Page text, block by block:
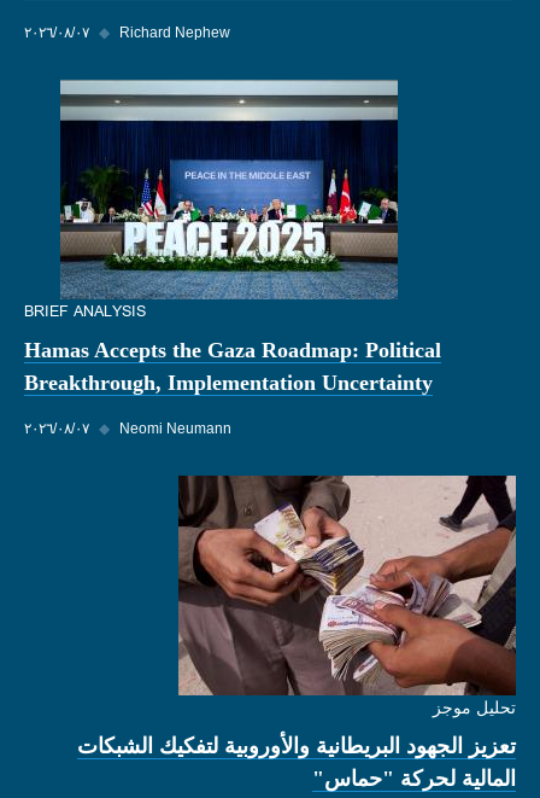
٠٧‏/٠٨‏/٢٠٢٦ ◆ Richard Nephew
BRIEF ANALYSIS
Hamas Accepts the Gaza Roadmap: Political
Breakthrough, Implementation Uncertainty
٠٧‏/٠٨‏/٢٠٢٦ ◆ Neomi Neumann
تحليل موجز
تعزيز الجهود البريطانية والأوروبية لتفكيك الشبكات
المالية لحركة "حماس"